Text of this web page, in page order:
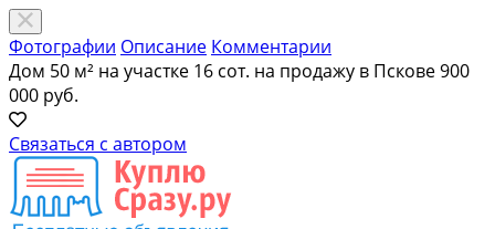
Фотографии Описание Комментарии
Дом 50 м² на участке 16 сот. на продажу в Пскове900
000 руб.
Связаться с автором